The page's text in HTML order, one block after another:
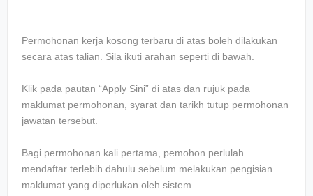
Permohonan kerja kosong terbaru di atas boleh dilakukan
secara atas talian. Sila ikuti arahan seperti di bawah.
Klik pada pautan “Apply Sini” di atas dan rujuk pada
maklumat permohonan, syarat dan tarikh tutup permohonan
jawatan tersebut.
Bagi permohonan kali pertama, pemohon perlulah
mendaftar terlebih dahulu sebelum melakukan pengisian
maklumat yang diperlukan oleh sistem.